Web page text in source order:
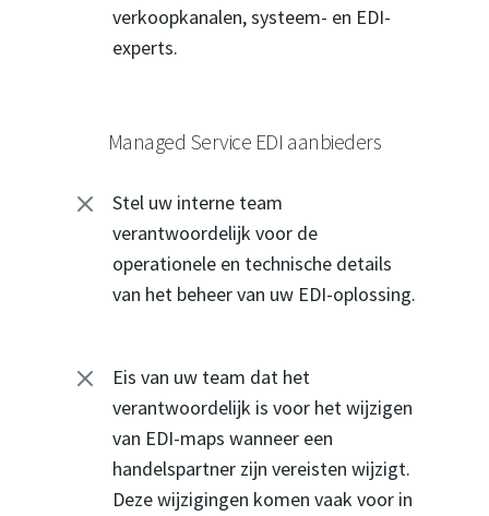
verkoopkanalen, systeem- en EDI-
experts.
Managed Service EDI aanbieders
M
Stel uw interne team
verantwoordelijk voor de
operationele en technische details
van het beheer van uw EDI-oplossing.
M
Eis van uw team dat het
verantwoordelijk is voor het wijzigen
van EDI-maps wanneer een
handelspartner zijn vereisten wijzigt.
Deze wijzigingen komen vaak voor in